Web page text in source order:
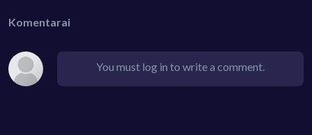
Komentarai
You must log in to write a comment.